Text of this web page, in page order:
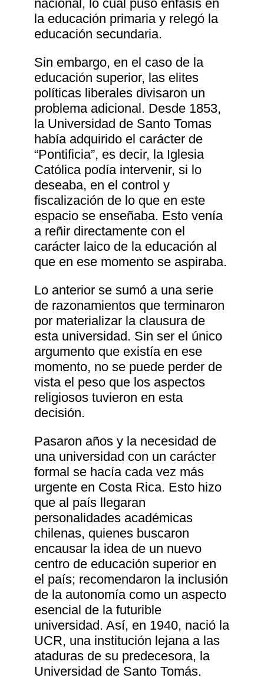
nacional, lo cual puso énfasis en
la educación primaria y relegó la
educación secundaria.
Sin embargo, en el caso de la
educación superior, las elites
políticas liberales divisaron un
problema adicional. Desde 1853,
la Universidad de Santo Tomas
había adquirido el carácter de
“Pontificia”, es decir, la Iglesia
Católica podía intervenir, si lo
deseaba, en el control y
fiscalización de lo que en este
espacio se enseñaba. Esto venía
a reñir directamente con el
carácter laico de la educación al
que en ese momento se aspiraba.
Lo anterior se sumó a una serie
de razonamientos que terminaron
por materializar la clausura de
esta universidad. Sin ser el único
argumento que existía en ese
momento, no se puede perder de
vista el peso que los aspectos
religiosos tuvieron en esta
decisión.
Pasaron años y la necesidad de
una universidad con un carácter
formal se hacía cada vez más
urgente en Costa Rica. Esto hizo
que al país llegaran
personalidades académicas
chilenas, quienes buscaron
encausar la idea de un nuevo
centro de educación superior en
el país; recomendaron la inclusión
de la autonomía como un aspecto
esencial de la futurible
universidad. Así, en 1940, nació la
UCR, una institución lejana a las
ataduras de su predecesora, la
Universidad de Santo Tomás.